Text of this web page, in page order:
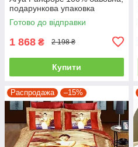
подарункова упаковка
полуторний
Готово до відправки
1 868 ₴ 2 198 ₴
Купити
Распродажа –15%